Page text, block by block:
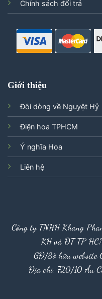
Chính sách đổi trả
Giới thiệu
Đôi dòng về Nguyệt Hỷ
Điện hoa TPHCM
Ý nghĩa Hoa
Liên hệ
Công ty TNHH Khang
KH và ĐT TP
GĐ/Sở hữu website
Địa chỉ: 720/10 Âu